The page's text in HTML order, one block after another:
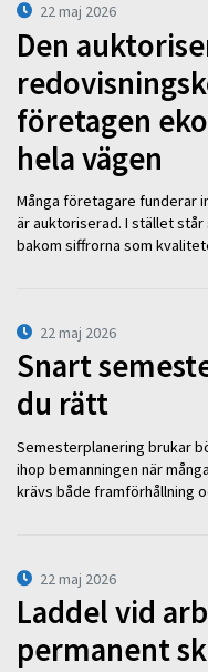
22 maj 2026
Den
företagen
hela vägen
Många företagare funderar
är auktoriserad. I stället
bakom siffrorna som
22 maj 2026
Snart
du rätt
Semesterplanering brukar
ihop bemanningen när
krävs både framförhållning
22 maj 2026
Laddel vid
permanent